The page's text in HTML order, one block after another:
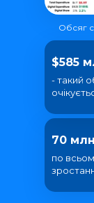
$585
Обсяг
- такий
70 млн
по